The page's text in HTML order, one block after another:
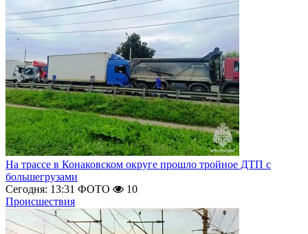
На трассе в Конаковском округе прошло тройное ДТП с
большегрузами
Сегодня: 13:31 ФОТО
10
Происшествия